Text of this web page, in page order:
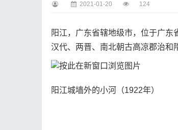
2021-01-20 124
阳江，广东省辖地级市，位于广
汉代、两晋、南北朝古高凉郡治和
阳江城墙外的小河（1922年）